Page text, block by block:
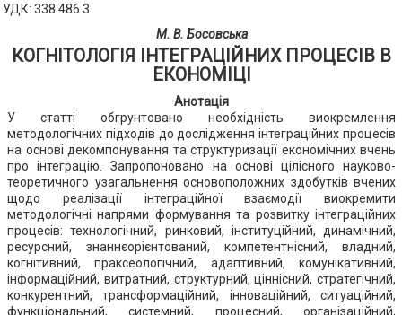
УДК: 338.486.3
М. В. Босовська
КОГНІТОЛОГІЯ ІНТЕГРАЦІЙНИХ ПРОЦЕСІВ В
ЕКОНОМІЦІ
Анотація
У статті обгрунтовано необхідність виокремлення
методологічних підходів до дослідження інтеграційних процесів
на основі декомпонування та структуризації економічних вчень
про інтеграцію. Запропоновано на основі цілісного науково-
теоретичного узагальнення основоположних здобутків вчених
щодо реалізації інтеграційної взаємодії виокремити
методологічні напрями формування та розвитку інтеграційних
процесів: технологічний, ринковий, інституційний, динамічний,
ресурсний, знаннєорієнтований, компетентнісний, владний,
когнітивний, праксеологічний, адаптивний, комунікативний,
інформаційний, витратний, структурний, ціннісний, стратегічний,
конкурентний, трансформаційний, інноваційний, ситуаційний,
функціональний, системний, процесний, організаційний,